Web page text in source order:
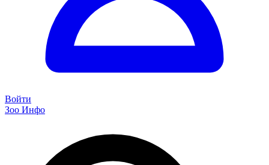
Войти
Зоо Инфо